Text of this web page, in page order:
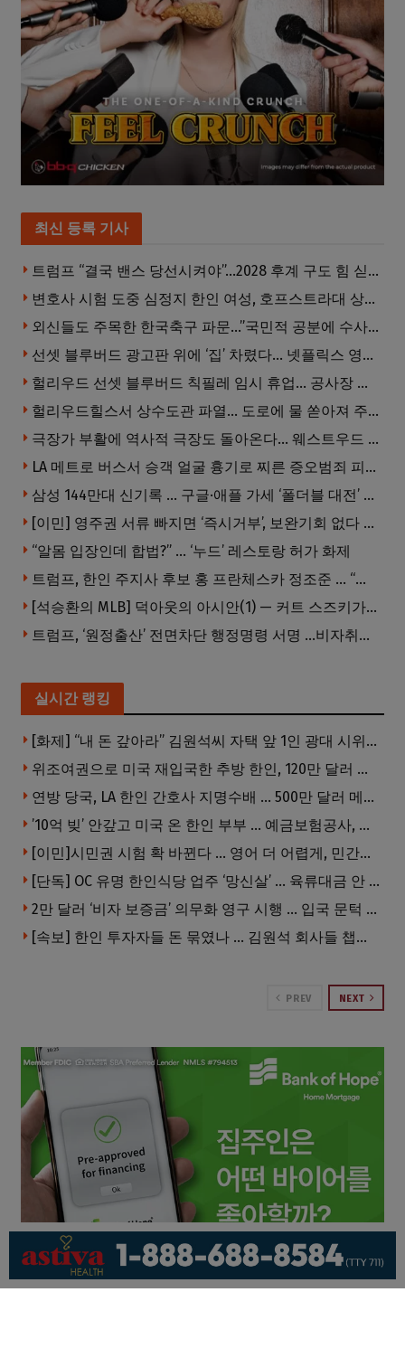
최신 등록 기사
트럼프 “결국 밴스 당선시켜야”…2028 후계 구도 힘 싣나
변호사 시험 도중 심정지 한인 여성, 호프스트라대 상대 소송
외신들도 주목한 한국축구 파문…”국민적 공분에 수사 재개”
선셋 블루버드 광고판 위에 ‘집’ 차렸다… 넷플릭스 영화 홍보 이색 퍼포먼스
헐리우드 선셋 블루버드 칙필레 임시 휴업… 공사장 담장은 낙서로 뒤덮여
헐리우드힐스서 상수도관 파열… 도로에 물 쏟아져 주민 약 100명 피해
극장가 부활에 역사적 극장도 돌아온다… 웨스트우드 ‘브루인 극장’ 10월 재개장 추진
LA 메트로 버스서 승객 얼굴 흉기로 찌른 증오범죄 피고인, 종신형에 징역 7년 추가 선고
삼성 144만대 신기록 … 구글·애플 가세 ‘폴더블 대전’ 열린다
[이민] 영주권 서류 빠지면 ‘즉시거부’, 보완기회 없다 … 이민심사 8월부터 확 바뀐다
“알몸 입장인데 합법?” … ‘누드’ 레스토랑 허가 화제
트럼프, 한인 주지사 후보 홍 프란체스카 정조준 … “미치광이다”
[석승환의 MLB] 덕아웃의 아시안(1) — 커트 스즈키가 우리에게 묻는 것
트럼프, ‘원정출산’ 전면차단 행정명령 서명 …비자취소·입국금지·추방까지
실시간 랭킹
[화제] “내 돈 갚아라” 김원석씨 자택 앞 1인 광대 시위 … 한인 투자사, “108만 달러 못받아”
위조여권으로 미국 재입국한 추방 한인, 120만 달러 은행 사기 행각
연방 당국, LA 한인 간호사 지명수배 … 500만 달러 메디캐어 사기, 선고 직전 한국 도주
’10억 빚’ 안갚고 미국 온 한인 부부 … 예금보험공사, 미국서 소송
[이민]시민권 시험 확 바뀐다 … 영어 더 어렵게, 민간시험 도입 추진
[단독] OC 유명 한인식당 업주 ‘망신살’ … 육류대금 안 갚자 식당서 공개추심
2만 달러 ‘비자 보증금’ 의무화 영구 시행 … 입국 문턱 더 높아진다.
[속보] 한인 투자자들 돈 묶였나 … 김원석 회사들 챕터7 강제파산·자진파산 잇따라 신청
PREV NEXT